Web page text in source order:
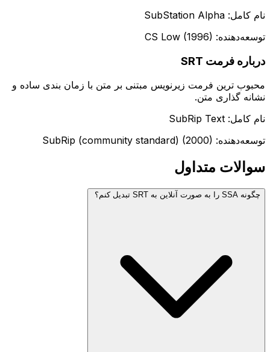
نام کامل: SubStation Alpha
توسعه‌دهنده: CS Low (1996)
درباره فرمت SRT
محبوب ترین فرمت زیرنویس مبتنی بر متن با زمان بندی ساده و
نشانه گذاری متن.
نام کامل: SubRip Text
توسعه‌دهنده: SubRip (community standard) (2000)
سوالات متداول
چگونه SSA را به صورت آنلاین به SRT تبدیل کنم؟